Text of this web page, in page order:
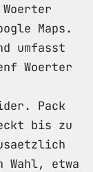
Maps.
umfasst
Woerter
Pack
bis zu
Wahl, etwa